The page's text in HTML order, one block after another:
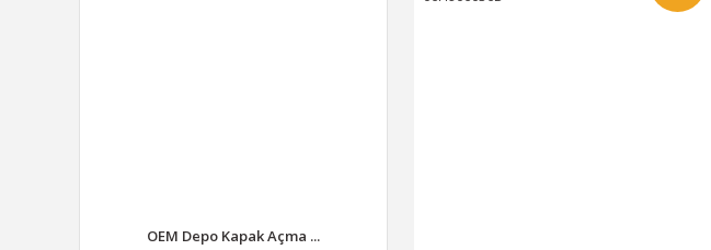
OEM Depo Kapak Açma ...